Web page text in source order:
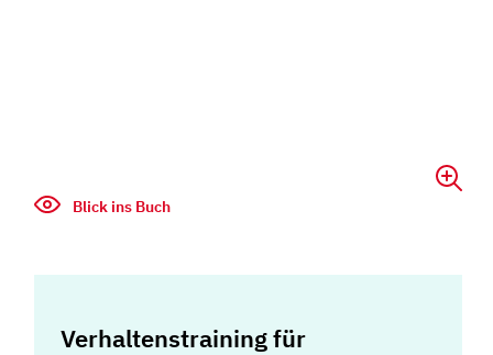
Blick ins Buch
Verhaltenstraining für